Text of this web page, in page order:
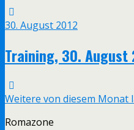
30. August 2012
Training, 30.
Weitere von diesem Monat
Romazone